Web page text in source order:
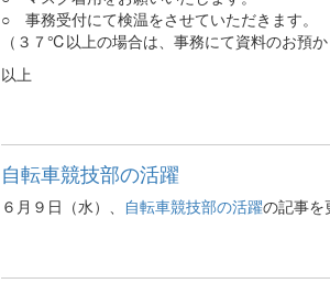
○ 事務受付にて検温をさせていただきます。
（３７℃以上の場合は、事務にて資料のお預か
以上
自転車競技部の活躍
６月９日（水）、 自転車競技部の活躍の記事を